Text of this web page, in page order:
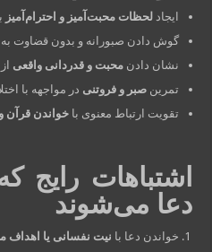
ایجادلحظات محبت‌آمیز و احترام‌آمیز
گوش دادن صبورانه و بدون قضاوت
نشان دادنمحبت و قدردانی واقعی
تمرینصبر و فروتنی در مواجهه با
تقویت ارتباط معنوی باخواندن قرآن
اشتباهات رایج
دعا می‌شوند
خواندن دعا با نیت نفسانی یا اهداف